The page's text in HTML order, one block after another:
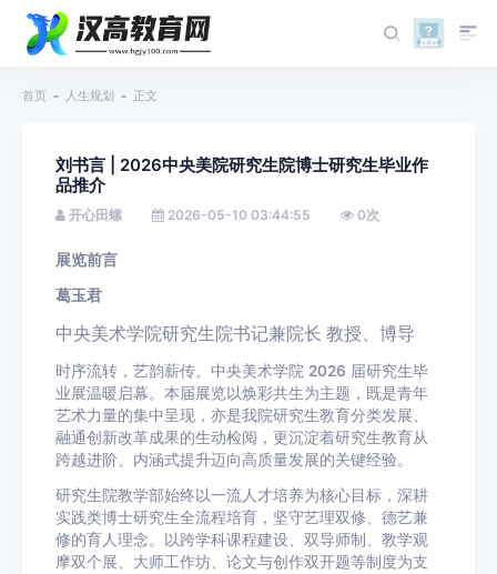
首页 人生规划 正文
刘书言 | 2026中央美院研究生院博士研究生毕业作
品推介
开心田螺 2026-05-10 03:44:55 0次
展览前言
葛玉君
中央美术学院研究生院书记兼院长 教授、博导
时序流转，艺韵薪传。中央美术学院 2026 届研究生毕
业展温暖启幕。本届展览以焕彩共生为主题，既是青年
艺术力量的集中呈现，亦是我院研究生教育分类发展、
融通创新改革成果的生动检阅，更沉淀着研究生教育从
跨越进阶、内涵式提升迈向高质量发展的关键经验。
研究生院教学部始终以一流人才培养为核心目标，深耕
实践类博士研究生全流程培育，坚守艺理双修、德艺兼
修的育人理念。以跨学科课程建设、双导师制、教学观
摩双个展、大师工作坊、论文与创作双开题等制度为支